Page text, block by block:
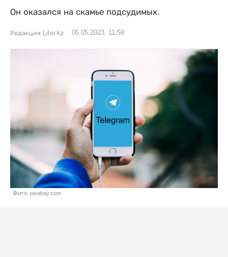
Он оказался на скамье подсудимых.
Редакция Liter.kz 05.05.2023, 11:59
Фото: pixabay.com